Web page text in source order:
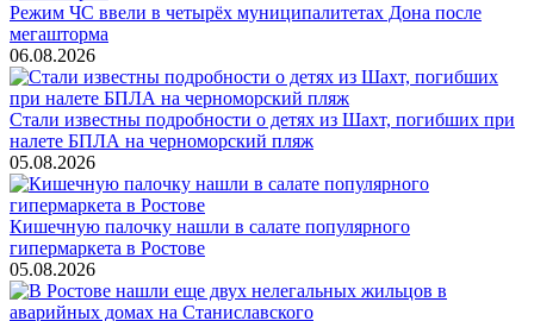
Режим ЧС ввели в четырёх муниципалитетах Дона после
мегашторма
06.08.2026
Стали известны подробности о детях из Шахт, погибших при
налете БПЛА на черноморский пляж
05.08.2026
Кишечную палочку нашли в салате популярного
гипермаркета в Ростове
05.08.2026